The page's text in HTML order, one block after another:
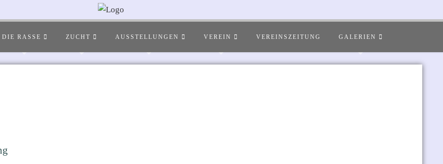
DIE RASSE ZUCHT AUSSTELLUNGEN VEREIN VEREINSZEITUNG GALERIEN